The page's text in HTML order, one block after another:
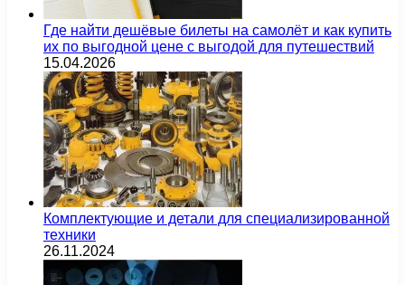
Где найти дешёвые билеты на самолёт и как купить
их по выгодной цене с выгодой для путешествий
15.04.2026
Комплектующие и детали для специализированной
техники
26.11.2024